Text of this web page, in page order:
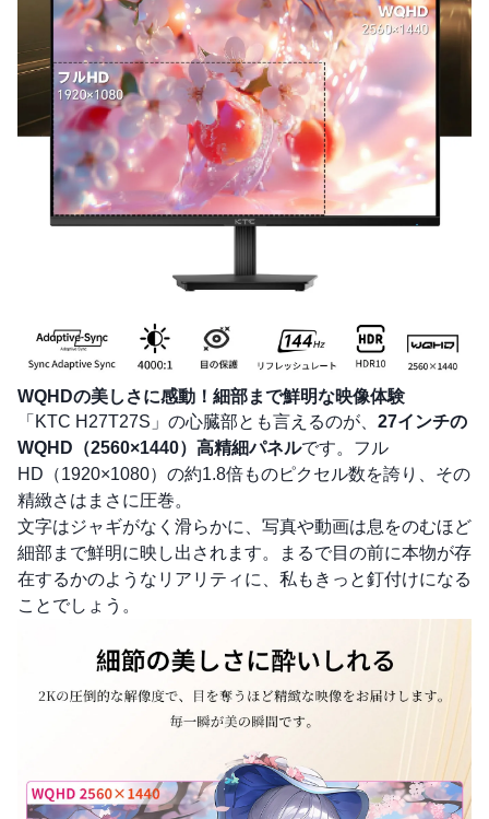
WQHDの美しさに感動！細部まで鮮明な映像体験
「KTC H27T27S」の心臓部とも言えるのが、 27インチの
WQHD（2560×1440）高精細パネルです。フル
HD（1920×1080）の約1.8倍ものピクセル数を誇り、その
精緻さはまさに圧巻。
文字はジャギがなく滑らかに、写真や動画は息をのむほど
細部まで鮮明に映し出されます。まるで目の前に本物が存
在するかのようなリアリティに、私もきっと釘付けになる
ことでしょう。